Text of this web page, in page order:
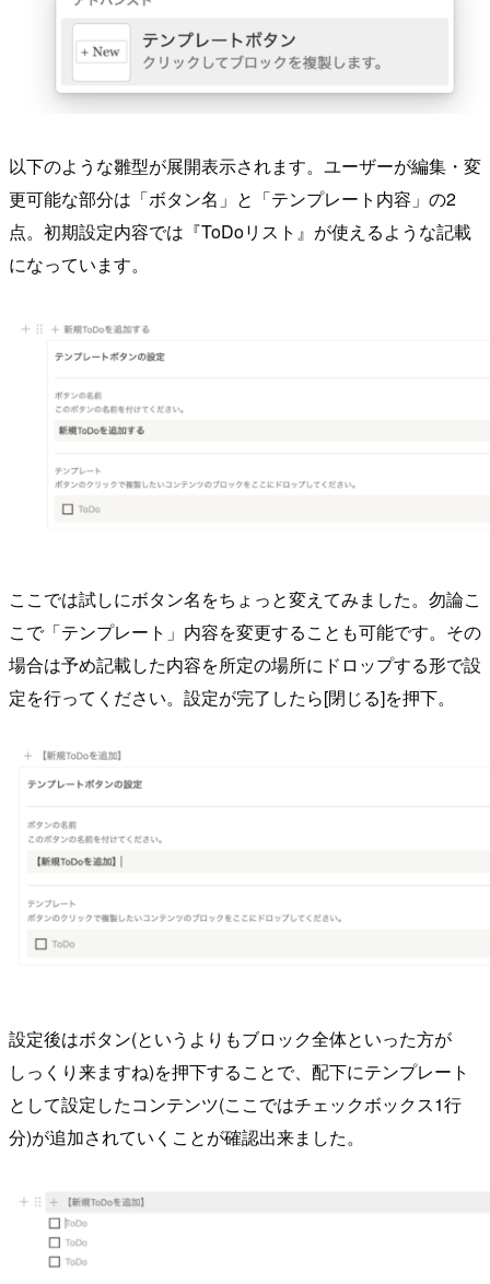
以下のような雛型が展開表示されます。ユーザーが編集・変
更可能な部分は「ボタン名」と「テンプレート内容」の2
点。初期設定内容では『ToDoリスト』が使えるような記載
になっています。
ここでは試しにボタン名をちょっと変えてみました。勿論こ
こで「テンプレート」内容を変更することも可能です。その
場合は予め記載した内容を所定の場所にドロップする形で設
定を行ってください。設定が完了したら[閉じる]を押下。
設定後はボタン(というよりもブロック全体といった方が
しっくり来ますね)を押下することで、配下にテンプレート
として設定したコンテンツ(ここではチェックボックス1行
分)が追加されていくことが確認出来ました。